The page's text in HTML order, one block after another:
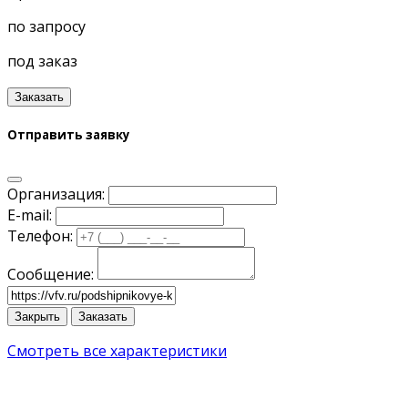
по запросу
под заказ
Заказать
Отправить заявку
Организация:
E-mail:
Телефон:
Сообщение:
Закрыть Заказать
Смотреть все характеристики